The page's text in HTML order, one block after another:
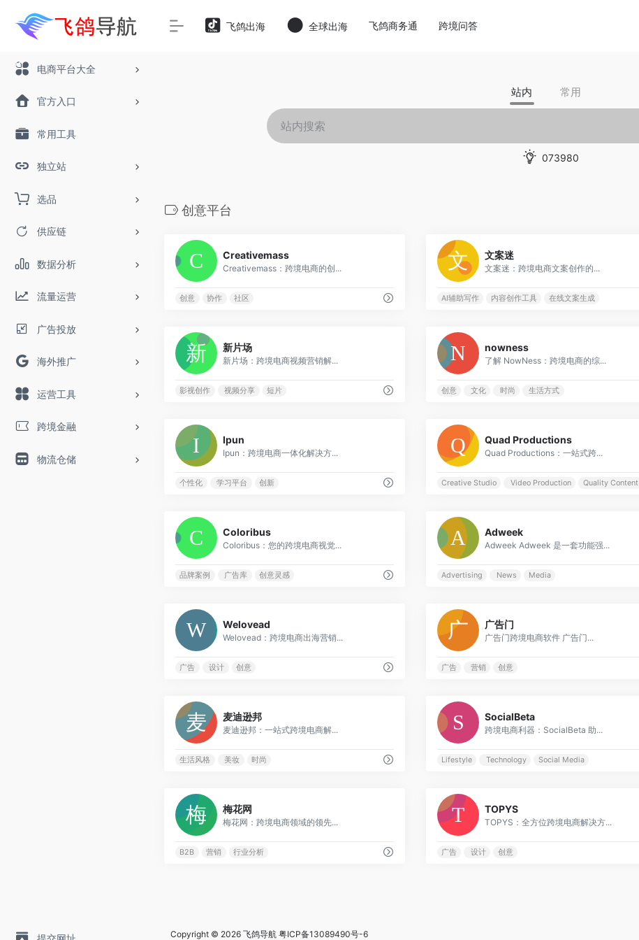
电商平台大全
官方入口
常用工具
独立站
选品
供应链
数据分析
流量运营
广告投放
海外推广
运营工具
跨境金融
物流仓储
飞鸽出海 全球出海 飞鸽商务通 跨境问答
站内 常用
073980
创意平台
Creativemass
Creativemass：跨境电商的创...
创意 协作 社区
文案迷
文案迷：跨境电商文案创作的...
AI辅助写作 内容创作工具 在线文案生成
新片场
新片场：跨境电商视频营销解...
影视创作 视频分享 短片
nowness
了解 NowNess：跨境电商的综...
创意 文化 时尚 生活方式
Ipun
Ipun：跨境电商一体化解决方...
个性化 学习平台 创新
Quad Productions
Quad Productions：一站式跨...
Creative Studio Video Production Quality Content
Coloribus
Coloribus：您的跨境电商视觉...
品牌案例 广告库 创意灵感
Adweek
Adweek Adweek 是一套功能强...
Advertising News Media
Welovead
Welovead：跨境电商出海营销...
广告 设计 创意
广告门
广告门跨境电商软件 广告门...
广告 营销 创意
麦迪逊邦
麦迪逊邦：一站式跨境电商解...
生活风格 美妆 时尚
SocialBeta
跨境电商利器：SocialBeta 助...
Lifestyle Technology Social Media
梅花网
梅花网：跨境电商领域的领先...
B2B 营销 行业分析
TOPYS
TOPYS：全方位跨境电商解决方...
广告 设计 创意
Copyright © 2026 飞鸽导航 粤ICP备13089490号-6